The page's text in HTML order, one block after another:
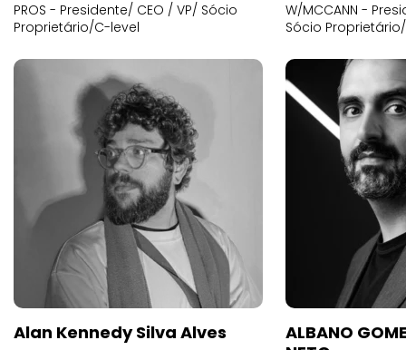
PROS - Presidente/ CEO / VP/ Sócio
Proprietário/C-level
W/MCCANN -
Sócio
Alan Kennedy Silva Alves
ALBANO